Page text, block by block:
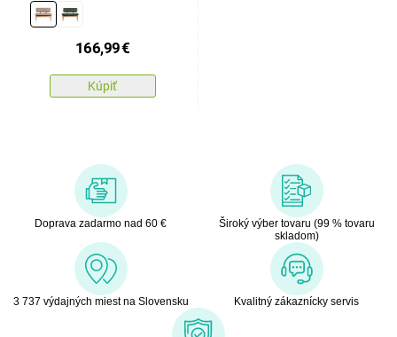
166,99€
Kúpiť
Doprava zadarmo nad 60 €
Široký výber tovaru (99 % tovaru
skladom)
3 737 výdajných miest na Slovensku Kvalitný zákaznícky servis